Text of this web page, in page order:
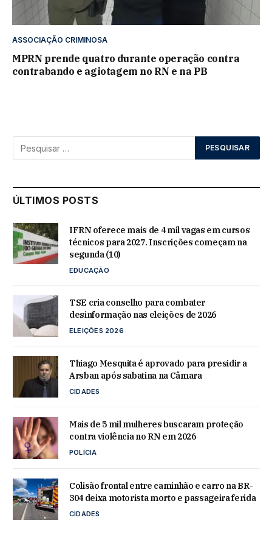
ASSOCIAÇÃO CRIMINOSA
MPRN prende quatro durante operação contra
contrabando e agiotagem no RN e na PB
ÚLTIMOS POSTS
IFRN oferece mais de 4 mil vagas em cursos
técnicos para 2027. Inscrições começam na
segunda (10)
EDUCAÇÃO
TSE cria conselho para combater
desinformação nas eleições de 2026
ELEIÇÕES 2026
Thiago Mesquita é aprovado para presidir a
Arsban após sabatina na Câmara
CIDADES
Mais de 5 mil mulheres buscaram proteção
contra violência no RN em 2026
POLÍCIA
Colisão frontal entre caminhão e carro na BR-
304 deixa motorista morto e passageira ferida
CIDADES